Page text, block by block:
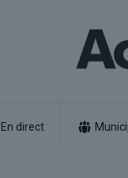
En direct